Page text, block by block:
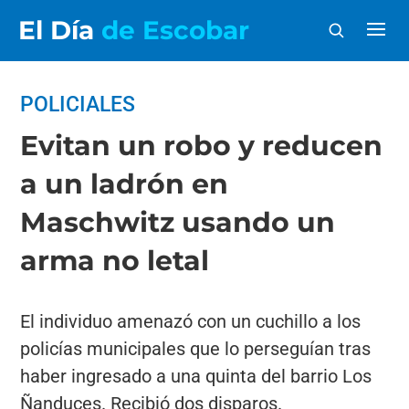
El Día de Escobar
POLICIALES
Evitan un robo y reducen
a un ladrón en
Maschwitz usando un
arma no letal
El individuo amenazó con un cuchillo a los
policías municipales que lo perseguían tras
haber ingresado a una quinta del barrio Los
Ñanduces. Recibió dos disparos.